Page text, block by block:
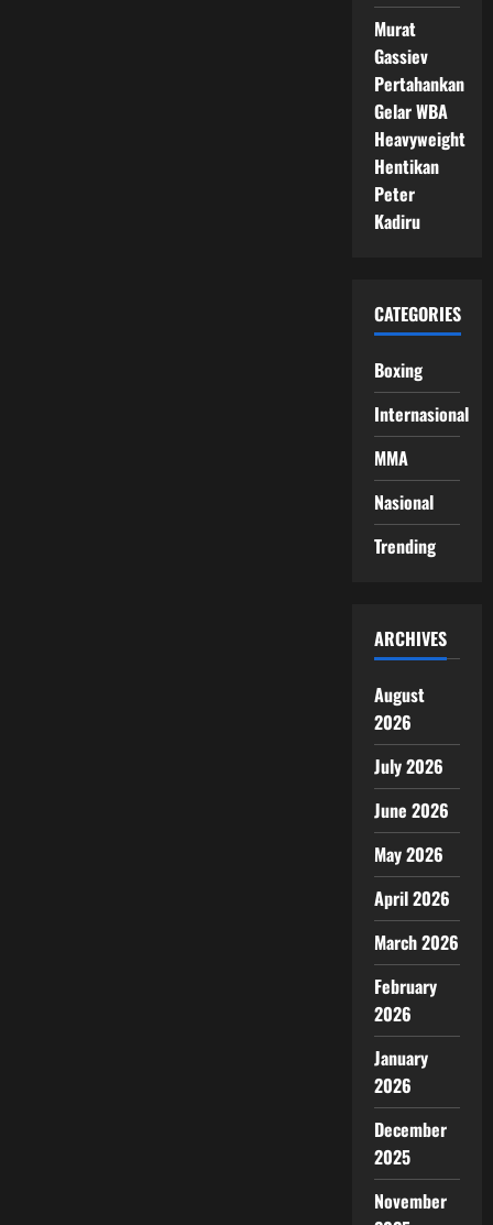
Murat
Gassiev
Pertahankan
Gelar WBA
Heavyweight
Hentikan
Peter
Kadiru
CATEGORIES
Boxing
Internasional
MMA
Nasional
Trending
ARCHIVES
August
2026
July 2026
June 2026
May 2026
April 2026
March 2026
February
2026
January
2026
December
2025
November